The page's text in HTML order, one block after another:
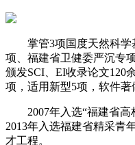
掌管3项国度天然科学
项、福建省卫健委严沉专
颁发SCI、EI收录论文120
项，适用新型5项，软件著
2007年入选“福建省高
2013年入选福建省精采青
才工程。